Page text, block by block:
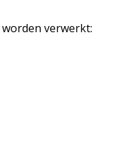
verwerkt: